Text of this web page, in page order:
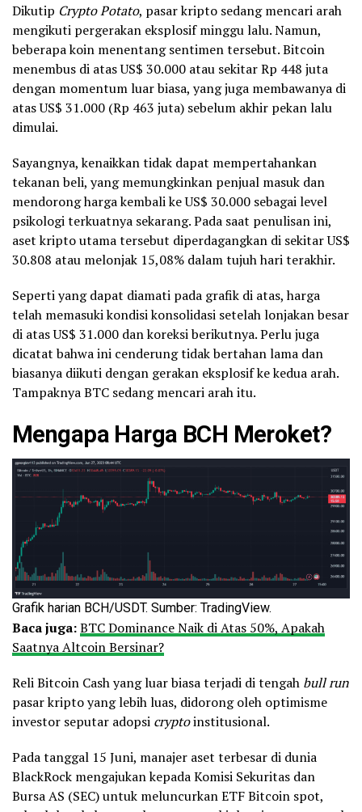
Dikutip Crypto Potato, pasar kripto sedang mencari arah
mengikuti pergerakan eksplosif minggu lalu. Namun,
beberapa koin menentang sentimen tersebut. Bitcoin
menembus di atas US$ 30.000 atau sekitar Rp 448 juta
dengan momentum luar biasa, yang juga membawanya di
atas US$ 31.000 (Rp 463 juta) sebelum akhir pekan lalu
dimulai.
Sayangnya, kenaikkan tidak dapat mempertahankan
tekanan beli, yang memungkinkan penjual masuk dan
mendorong harga kembali ke US$ 30.000 sebagai level
psikologi terkuatnya sekarang. Pada saat penulisan ini,
aset kripto utama tersebut diperdagangkan di sekitar US$
30.808 atau melonjak 15,08% dalam tujuh hari terakhir.
Seperti yang dapat diamati pada grafik di atas, harga
telah memasuki kondisi konsolidasi setelah lonjakan besar
di atas US$ 31.000 dan koreksi berikutnya. Perlu juga
dicatat bahwa ini cenderung tidak bertahan lama dan
biasanya diikuti dengan gerakan eksplosif ke kedua arah.
Tampaknya BTC sedang mencari arah itu.
Mengapa Harga BCH Meroket?
Grafik harian BCH/USDT. Sumber: TradingView.
Baca juga:BTC Dominance Naik di Atas 50%, Apakah
Saatnya Altcoin Bersinar?
Reli Bitcoin Cash yang luar biasa terjadi di tengah bull run
pasar kripto yang lebih luas, didorong oleh optimisme
investor seputar adopsi cryptoinstitusional.
Pada tanggal 15 Juni, manajer aset terbesar di dunia
BlackRock mengajukan kepada Komisi Sekuritas dan
Bursa AS (SEC) untuk meluncurkan ETF Bitcoin spot,